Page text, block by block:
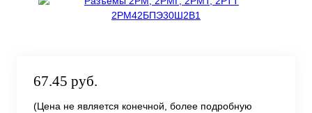
67.45 руб.
(Цена не является конечной, более подробную